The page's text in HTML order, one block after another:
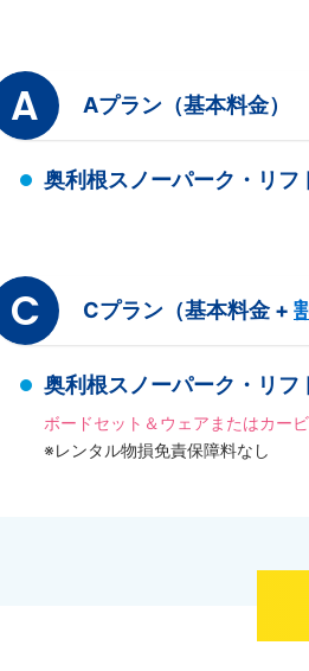
A Aプラン（基本料金）
奥利根スノーパーク・リフ
C Cプラン（基本料金 +
奥利根スノーパーク・リフ
ボードセット＆ウェアまたはカー
※レンタル物損免責保障料なし